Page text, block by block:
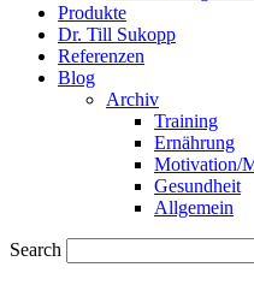
Produkte
Dr. Till Sukopp
Referenzen
Blog
Archiv
Training
Ernährung
Motivation/
Gesundheit
Allgemein
Search